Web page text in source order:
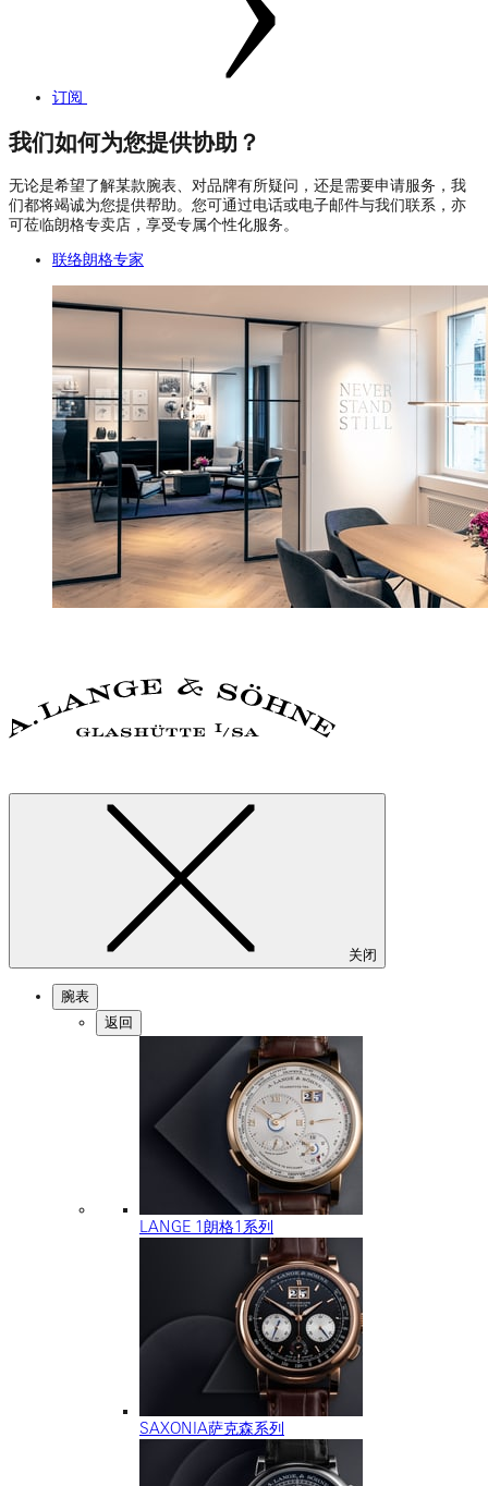
订阅
我们如何为您提供协助？
无论是希望了解某款腕表、对品牌有所疑问，还是需要申请服务，我
们都将竭诚为您提供帮助。您可通过电话或电子邮件与我们联系，亦
可莅临朗格专卖店，享受专属个性化服务。
联络朗格专家
关闭
腕表
返回
LANGE 1朗格1系列
SAXONIA萨克森系列